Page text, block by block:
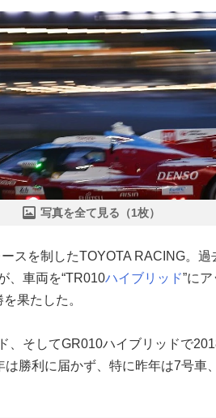
写真を全て見る（1枚）
スを制したTOYOTA RACING。過
、車両を“TR010ハイブリッド”に
果たした。
、そしてGR010ハイブリッドで
勝利に届かず、特に昨年は7号車